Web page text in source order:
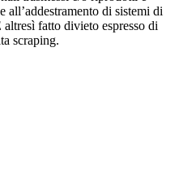
di sistemi di
fatto divieto espresso di
scraping.